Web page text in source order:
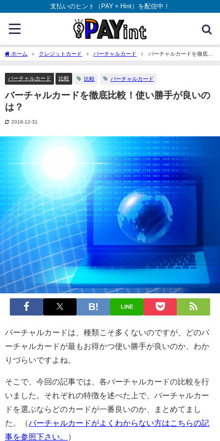
支払いのヒント（PAY + Hint）を配信中！
ホーム クレジットカード バーチャルカード
バーチャルカードを徹底比
較！使い勝手が良いのは？
バーチャルカード 比較 比較 バーチャルカード
バーチャルカードを徹底比較！使い勝手が良いの
は？
2018-12-31
LINE
バーチャルカードは、種類こそ多くないのですが、どのバ
ーチャルカードが最もお得かつ使い勝手が良いのか、わか
りづらいですよね。
そこで、今回の記事では、各バーチャルカードの比較を行
いました。それぞれの特徴を述べた上で、バーチャルカー
ドを選ぶならどのカードが一番良いのか、まとめてまし
た。（バーチャルカードがよくわからない方はこちらの記
事を参照下さい。
）